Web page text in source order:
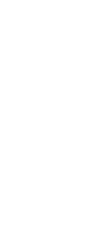
e condições
Serviços. Esses
acerca dos
ao indicar
qualquer outra
e condições do
e condições do
instalar ou utilizar
mesmos e (ii)
ou a nossa
Clientes.
do Contrato
do Contrato entre o